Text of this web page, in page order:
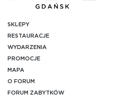
SKLEPY
RESTAURACJE
WYDARZENIA
PROMOCJE
MAPA
O FORUM
FORUM ZABYTKÓW